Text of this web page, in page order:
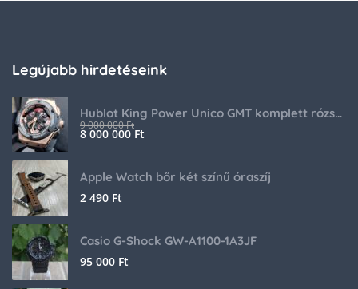
Legújabb hirdetéseink
Hublot King Power Unico GMT komplett rózsaarany
9 000 000Ft
8 000 000Ft
Apple Watch bőr két színű óraszíj
2 490 Ft
Casio G-Shock GW-A1100-1A3JF
95 000 Ft